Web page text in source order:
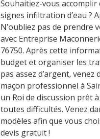
Souhaitiez-vous
signes infiltration d’eau ?
N’oubliez pas de prendre
avec Entreprise
76750. Après cette
budget et organiser les
pas assez d’argent,
maçon professionnel à
un Roi de discussion prêt
toutes difficultés. Venez
modèles afin que vous
devis gratuit !